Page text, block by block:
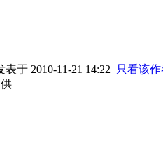
表于 2010-11-21 14:22
只看该